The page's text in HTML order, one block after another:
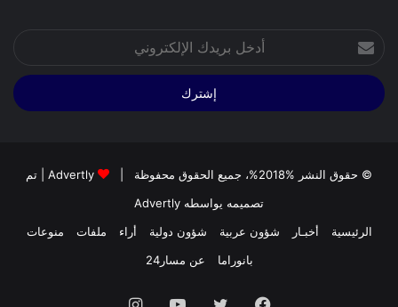
بريدك
الإلكتروني
© حقوق النشر %2018%، جميع الحقوق محفوظة | Advertly | تم
تصميمه يواسطه Advertly
الرئيسية
أخبـار شؤون عربية شؤون دولية أراء ملفات
منوعات
بانوراما
عن مسار24